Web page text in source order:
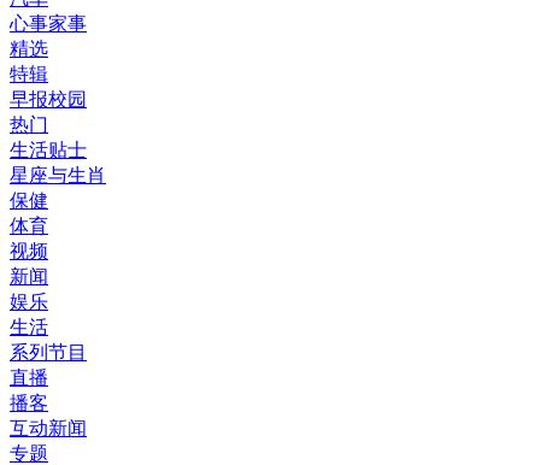
心事家事
精选
特辑
早报校园
热门
生活贴士
星座与生肖
保健
体育
视频
新闻
娱乐
生活
系列节目
直播
播客
互动新闻
专题